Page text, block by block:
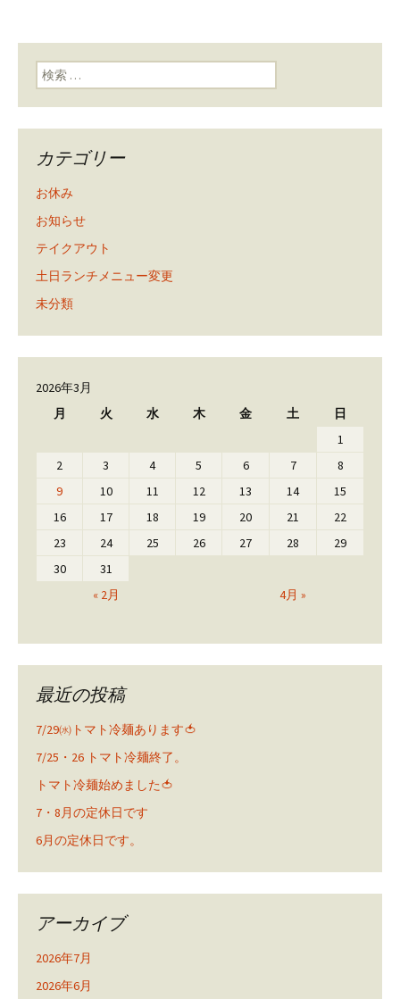
検索:
カテゴリー
お休み
お知らせ
テイクアウト
土日ランチメニュー変更
未分類
2026年3月
月
火 水 木 金 土 日
« 2月 4月 »
1
2
3 4 5 6 7
8
9
10 11 12 13 14
15
16
17 18 19 20 21
22
23
24 25 26 27 28
29
30
31
最近の投稿
7/29㈬トマト冷麺あります🍅
7/25・26 トマト冷麺終了。
トマト冷麺始めました🍅
7・8月の定休日です
6月の定休日です。
アーカイブ
2026年7月
2026年6月